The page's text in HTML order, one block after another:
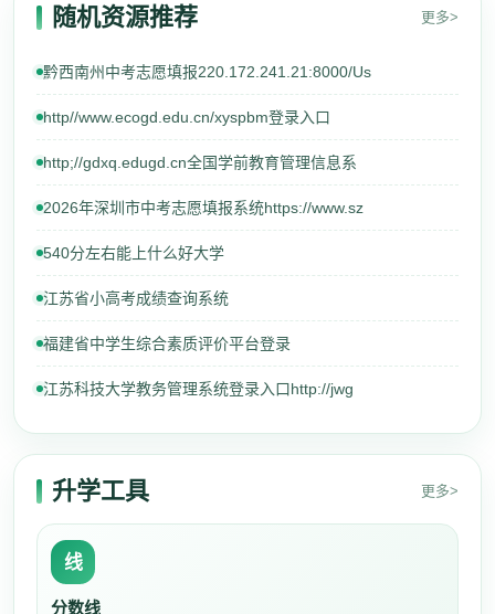
随机资源推荐 更多>
黔西南州中考志愿填报220.172.241.21:8000/Us
http//www.ecogd.edu.cn/xyspbm登录入口
http;//gdxq.edugd.cn全国学前教育管理信息系
2026年深圳市中考志愿填报系统https://www.sz
540分左右能上什么好大学
江苏省小高考成绩查询系统
福建省中学生综合素质评价平台登录
江苏科技大学教务管理系统登录入口http://jwg
升学工具 更多>
线
分数线